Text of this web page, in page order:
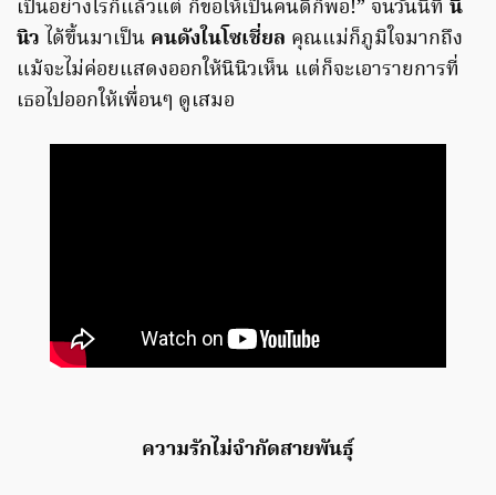
เป็นอย่างไรก็แล้วแต่ ก็ขอให้เป็นคนดีก็พอ!” จนวันนี้ที่ นิ
นิว ได้ขึ้นมาเป็น คนดังในโซเชี่ยล คุณแม่ก็ภูมิใจมากถึง
แม้จะไม่ค่อยแสดงออกให้นินิวเห็น แต่ก็จะเอารายการที่
เธอไปออกให้เพื่อนๆ ดูเสมอ
ความรักไม่จำกัดสายพันธุ์